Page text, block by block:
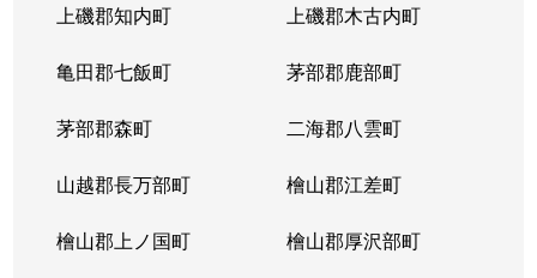
上磯郡知内町 上磯郡木古内町
亀田郡七飯町 茅部郡鹿部町
茅部郡森町 二海郡八雲町
山越郡長万部町 檜山郡江差町
檜山郡上ノ国町 檜山郡厚沢部町